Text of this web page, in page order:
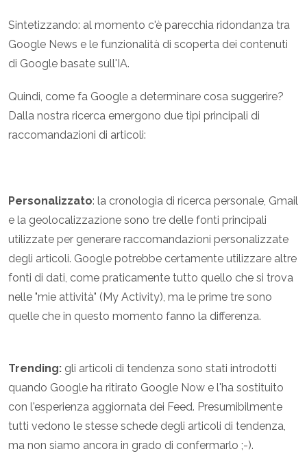
Sintetizzando: al momento c'è parecchia ridondanza tra
Google News e le funzionalità di scoperta dei contenuti
di Google basate sull'IA.
Quindi, come fa Google a determinare cosa suggerire?
Dalla nostra ricerca emergono due tipi principali di
raccomandazioni di articoli:
Personalizzato: la cronologia di ricerca personale, Gmail
e la geolocalizzazione sono tre delle fonti principali
utilizzate per generare raccomandazioni personalizzate
degli articoli. Google potrebbe certamente utilizzare altre
fonti di dati, come praticamente tutto quello che si trova
nelle "mie attività" (My Activity), ma le prime tre sono
quelle che in questo momento fanno la differenza.
Trending: gli articoli di tendenza sono stati introdotti
quando Google ha ritirato Google Now e l'ha sostituito
con l'esperienza aggiornata dei Feed. Presumibilmente
tutti vedono le stesse schede degli articoli di tendenza,
ma non siamo ancora in grado di confermarlo ;-).